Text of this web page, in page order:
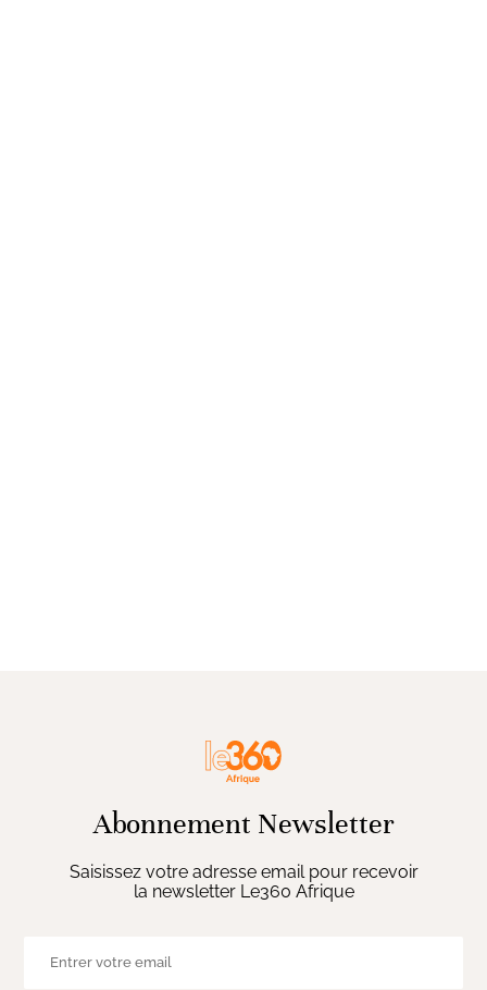
Abonnement Newsletter
Saisissez votre adresse email pour recevoir
la newsletter Le360 Afrique